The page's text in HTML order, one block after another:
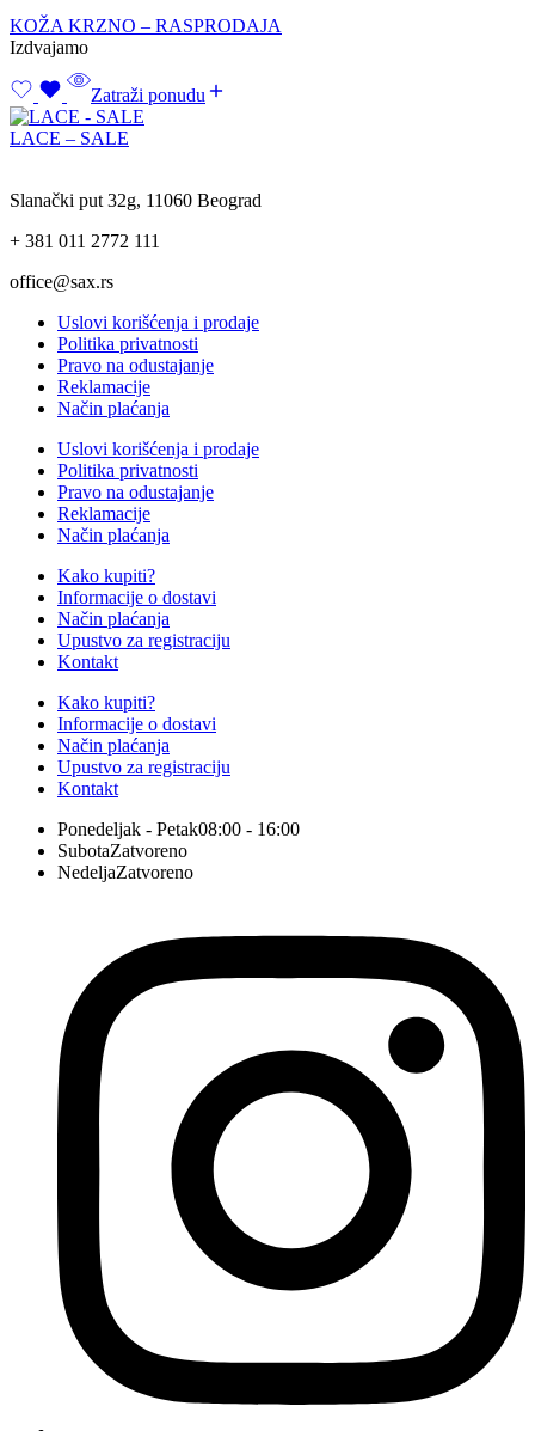
KOŽA KRZNO – RASPRODAJA
Izdvajamo
Zatraži ponudu
LACE – SALE
Slanački put 32g, 11060 Beograd
+ 381 011 2772 111
office@sax.rs
Uslovi korišćenja i prodaje
Politika privatnosti
Pravo na odustajanje
Reklamacije
Način plaćanja
Uslovi korišćenja i prodaje
Politika privatnosti
Pravo na odustajanje
Reklamacije
Način plaćanja
Kako kupiti?
Informacije o dostavi
Način plaćanja
Upustvo za registraciju
Kontakt
Kako kupiti?
Informacije o dostavi
Način plaćanja
Upustvo za registraciju
Kontakt
Ponedeljak - Petak08:00 - 16:00
SubotaZatvoreno
NedeljaZatvoreno